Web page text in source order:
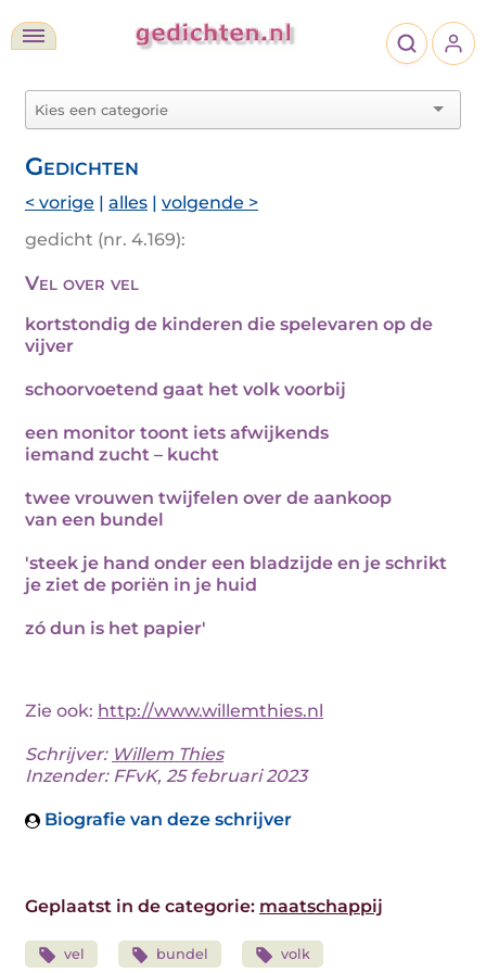
Gedichten
< vorige | alles | volgende >
gedicht (nr. 4.169):
Vel over vel
kortstondig de kinderen die spelevaren op de
vijver
schoorvoetend gaat het volk voorbij
een monitor toont iets afwijkends
iemand zucht – kucht
twee vrouwen twijfelen over de aankoop
van een bundel
'steek je hand onder een bladzijde en je schrikt
je ziet de poriën in je huid
zó dun is het papier'
Zie ook: http://www.willemthies.nl
Schrijver: Willem Thies
Inzender: FFvK, 25 februari 2023
Biografie van deze schrijver
Geplaatst in de categorie: maatschappij
vel bundel volk